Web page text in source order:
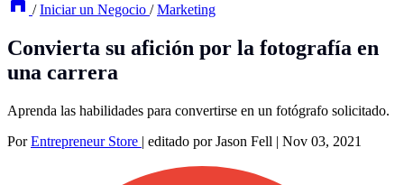
/ Iniciar un Negocio / Marketing
Convierta su afición por la fotografía en
una carrera
Aprenda las habilidades para convertirse en un fotógrafo solicitado.
PorEntrepreneur Store | editado por Jason Fell | Nov 03, 2021